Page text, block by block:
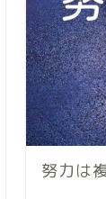
努力は